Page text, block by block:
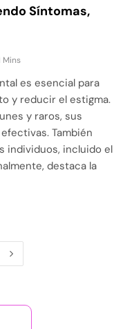
Síntomas,
Mins
es esencial para
y reducir el estigma.
y raros, sus
También
individuos, incluido el
destaca la